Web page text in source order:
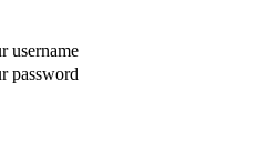
username
password